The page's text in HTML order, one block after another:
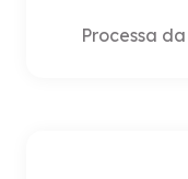
Processa